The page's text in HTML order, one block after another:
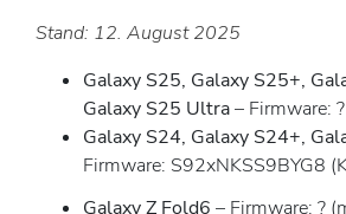
Stand: 12. August 2025
Galaxy S25, Galaxy S25+,
Galaxy S25 Ultra– Firmware:
Galaxy S24, Galaxy S24+,
Firmware: S92xNKSS9BYG8
Galaxy Z Fold6 – Firmware: ?